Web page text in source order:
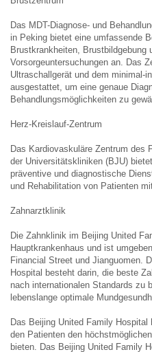
Das MDT-Diagnose- und
in Peking bietet eine umfassende
Brustkrankheiten, Brustbildgebung
Vorsorgeuntersuchungen an. Das
Ultraschallgerät und dem minimal-
ausgestattet, um eine genaue
Behandlungsmöglichkeiten zu
Herz-Kreislauf-Zentrum
Das Kardiovaskuläre Zentrum des
der Universitätskliniken (BJU)
präventive und diagnostische
und Rehabilitation von Patienten
Zahnarztklinik
Die Zahnklinik im Beijing United
Hauptkrankenhaus und ist
Financial Street und Jianguomen.
Hospital besteht darin, die beste
nach internationalen Standards zu
lebenslange optimale
Das Beijing United Family Hospital
den Patienten den
bieten. Das Beijing United Family